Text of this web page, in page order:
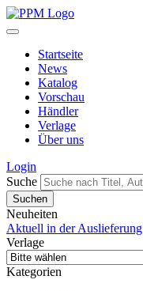
Startseite
News
Katalog
Vorschau
Händler
Verlage
Über uns
Login
Suche
Neuheiten
Aktuell in der Auslieferung
Verlage
Kategorien